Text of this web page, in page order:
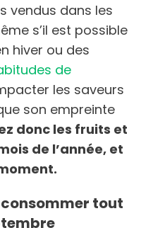
vendus dans les
s’il est possible
hiver ou des
de
les saveurs
son empreinte
donc les fruits et
de l’année, et
tout